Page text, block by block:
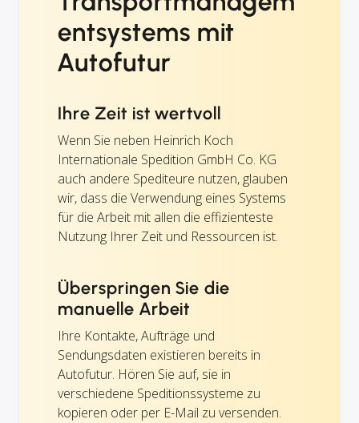
entsystems mit
Autofutur
Ihre Zeit ist wertvoll
Wenn Sie neben Heinrich Koch
Internationale Spedition GmbH Co. KG
auch andere Spediteure nutzen, glauben
wir, dass die Verwendung eines Systems
für die Arbeit mit allen die effizienteste
Nutzung Ihrer Zeit und Ressourcen ist.
Überspringen Sie die
manuelle Arbeit
Ihre Kontakte, Aufträge und
Sendungsdaten existieren bereits in
Autofutur. Hören Sie auf, sie in
verschiedene Speditionssysteme zu
kopieren oder per E-Mail zu versenden.